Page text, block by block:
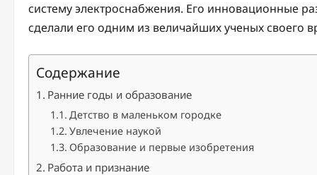
систему электроснабжения. Его инновационные
сделали его одним из величайших ученых своего
Содержание
Ранние годы и образование
Детство в маленьком городке
Увлечение наукой
Образование и первые изобретения
Работа и признание